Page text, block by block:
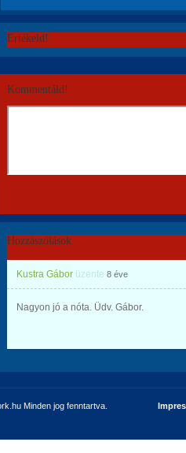
Értékeld!
Kommentáld!
Hozzászólások
Kustra Gábor üzente 8 éve
Nagyon jó a nóta. Üdv. Gábor.
Minden jog fenntartva.